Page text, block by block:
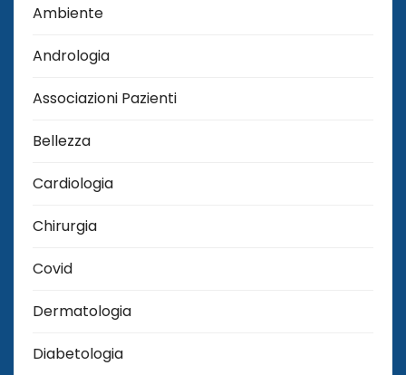
Ambiente
Andrologia
Associazioni Pazienti
Bellezza
Cardiologia
Chirurgia
Covid
Dermatologia
Diabetologia